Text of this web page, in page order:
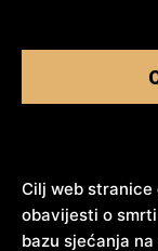
Cilj web stranice
obavijesti o
bazu sjećanja